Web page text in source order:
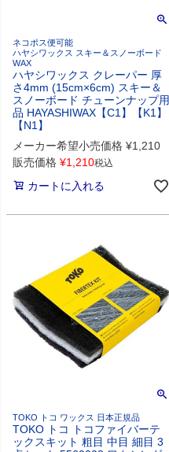
ネコポス便可能
ハヤシワックス スキー＆スノーボード
WAX
ハヤシワックス クレーパー 厚
さ4mm (15cm×6cm) スキー＆
スノーボード チューンナップ用
品 HAYASHIWAX【C1】【K1】
【N1】
メーカー希望小売価格 ¥1,210
販売価格 ¥1,210税込
カートに入れる
TOKO トコ ワックス 日本正規品
TOKO トコ トコファイバーテ
ックスキット 粗目 中目 細目 3